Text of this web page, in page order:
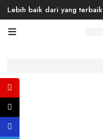
Lebih baik dari yang terbaik